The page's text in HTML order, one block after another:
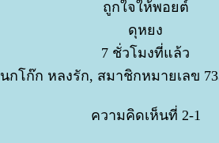
ถูกใจให้พอยต์
ดุหยง
7 ชั่วโมงที่แล้ว
นกโก๊ก หลงรัก, สมาชิกหมายเลข
ความคิดเห็นที่ 2-1